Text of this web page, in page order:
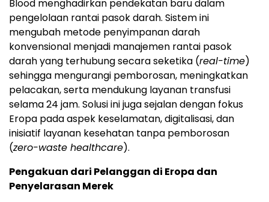
Blood menghadirkan pendekatan baru dalam
pengelolaan rantai pasok darah. Sistem ini
mengubah metode penyimpanan darah
konvensional menjadi manajemen rantai pasok
darah yang terhubung secara seketika (real-time)
sehingga mengurangi pemborosan, meningkatkan
pelacakan, serta mendukung layanan transfusi
selama 24 jam. Solusi ini juga sejalan dengan fokus
Eropa pada aspek keselamatan, digitalisasi, dan
inisiatif layanan kesehatan tanpa pemborosan
(zero-waste healthcare).
Pengakuan dari Pelanggan di Eropa dan
Penyelarasan Merek